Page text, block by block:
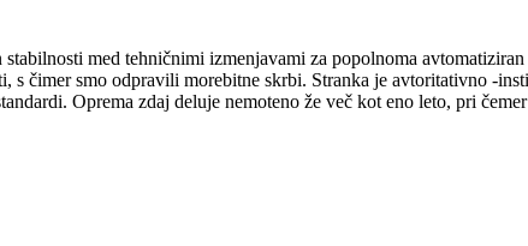
med tehničnimi izmenjavami za popolnoma
čimer smo odpravili morebitne skrbi. Stranka je avtoritativno -
Oprema zdaj deluje nemoteno že več kot eno leto, pri